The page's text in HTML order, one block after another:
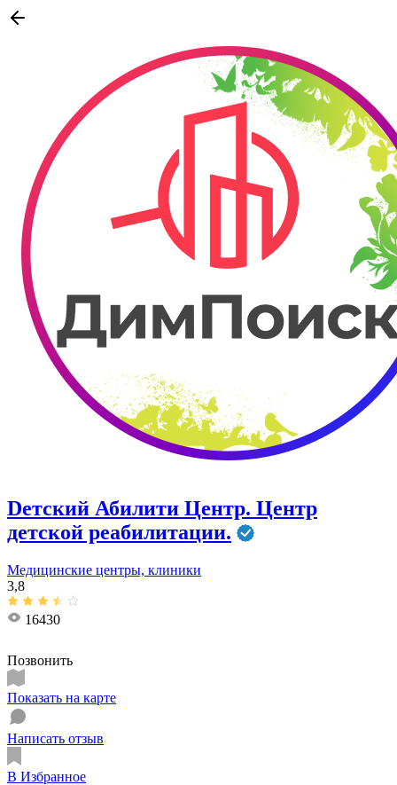
Dетский Абилити Центр. Центр
детской реабилитации.
Медицинские центры, клиники
3,8
16430
Позвонить
Показать на карте
Написать отзыв
В Избранное